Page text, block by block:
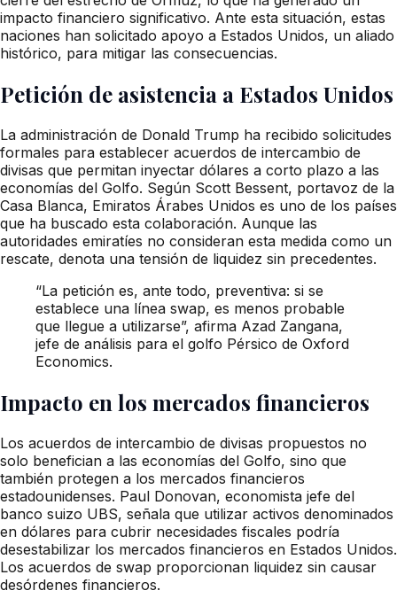
impacto financiero significativo. Ante esta situación, estas
naciones han solicitado apoyo a Estados Unidos, un aliado
histórico, para mitigar las consecuencias.
Petición de asistencia a Estados Unidos
La administración de Donald Trump ha recibido solicitudes
formales para establecer acuerdos de intercambio de
divisas que permitan inyectar dólares a corto plazo a las
economías del Golfo. Según Scott Bessent, portavoz de la
Casa Blanca, Emiratos Árabes Unidos es uno de los países
que ha buscado esta colaboración. Aunque las
autoridades emiratíes no consideran esta medida como un
rescate, denota una tensión de liquidez sin precedentes.
“La petición es, ante todo, preventiva: si se
establece una línea swap, es menos probable
que llegue a utilizarse”, afirma Azad Zangana,
jefe de análisis para el golfo Pérsico de Oxford
Economics.
Impacto en los mercados financieros
Los acuerdos de intercambio de divisas propuestos no
solo benefician a las economías del Golfo, sino que
también protegen a los mercados financieros
estadounidenses. Paul Donovan, economista jefe del
banco suizo UBS, señala que utilizar activos denominados
en dólares para cubrir necesidades fiscales podría
desestabilizar los mercados financieros en Estados Unidos.
Los acuerdos de swap proporcionan liquidez sin causar
desórdenes financieros.